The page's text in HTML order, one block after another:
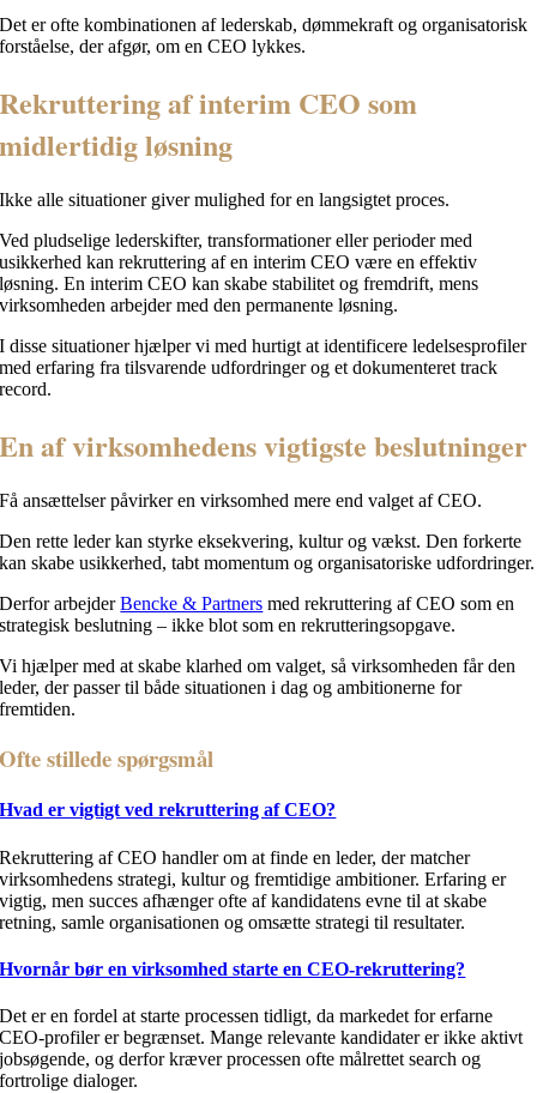
Det er ofte kombinationen af lederskab, dømmekraft og organisatorisk
forståelse, der afgør, om en CEO lykkes.
Rekruttering af interim CEO som
midlertidig løsning
Ikke alle situationer giver mulighed for en langsigtet proces.
Ved pludselige lederskifter, transformationer eller perioder med
usikkerhed kan rekruttering af en interim CEO være en effektiv
løsning. En interim CEO kan skabe stabilitet og fremdrift, mens
virksomheden arbejder med den permanente løsning.
I disse situationer hjælper vi med hurtigt at identificere ledelsesprofiler
med erfaring fra tilsvarende udfordringer og et dokumenteret track
record.
En af virksomhedens vigtigste beslutninger
Få ansættelser påvirker en virksomhed mere end valget af CEO.
Den rette leder kan styrke eksekvering, kultur og vækst. Den forkerte
kan skabe usikkerhed, tabt momentum og organisatoriske udfordringer.
Derfor arbejderBencke & Partners med rekruttering af CEO som en
strategisk beslutning – ikke blot som en rekrutteringsopgave.
Vi hjælper med at skabe klarhed om valget, så virksomheden får den
leder, der passer til både situationen i dag og ambitionerne for
fremtiden.
Ofte stillede spørgsmål
Hvad er vigtigt ved rekruttering af CEO?
Rekruttering af CEO handler om at finde en leder, der matcher
virksomhedens strategi, kultur og fremtidige ambitioner. Erfaring er
vigtig, men succes afhænger ofte af kandidatens evne til at skabe
retning, samle organisationen og omsætte strategi til resultater.
Hvornår bør en virksomhed starte en CEO-rekruttering?
Det er en fordel at starte processen tidligt, da markedet for erfarne
CEO-profiler er begrænset. Mange relevante kandidater er ikke aktivt
jobsøgende, og derfor kræver processen ofte målrettet search og
fortrolige dialoger.